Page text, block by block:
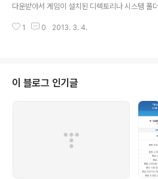
다운받아서 게임이 설치된 디렉토리나 시스템 폴
ndows\SysWOW64
1 0 2013. 3. 4.
이 블로그 인기글